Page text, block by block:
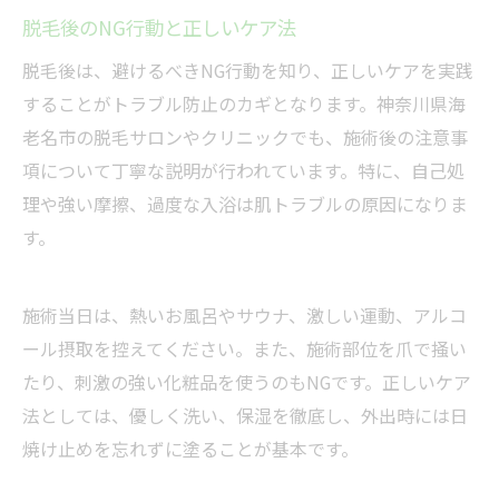
脱毛後のNG行動と正しいケア法
脱毛後は、避けるべきNG行動を知り、正しいケアを実践
することがトラブル防止のカギとなります。神奈川県海
老名市の脱毛サロンやクリニックでも、施術後の注意事
項について丁寧な説明が行われています。特に、自己処
理や強い摩擦、過度な入浴は肌トラブルの原因になりま
す。
施術当日は、熱いお風呂やサウナ、激しい運動、アルコ
ール摂取を控えてください。また、施術部位を爪で掻い
たり、刺激の強い化粧品を使うのもNGです。正しいケア
法としては、優しく洗い、保湿を徹底し、外出時には日
焼け止めを忘れずに塗ることが基本です。